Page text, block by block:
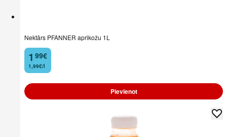
Nektārs PFANNER aprikožu 1L
1
. 99€
1,99€/l
Pievienot